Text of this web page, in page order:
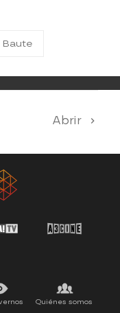
Baute
Abrir
Quiénes somos